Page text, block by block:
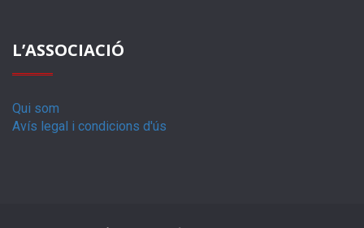
L’ASSOCIACIÓ
Qui som
Avís legal i condicions d'ús